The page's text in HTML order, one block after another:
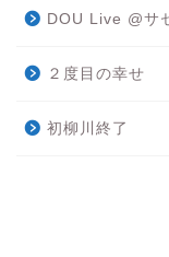
DOU Live @サ
２度目の幸せ
初柳川終了